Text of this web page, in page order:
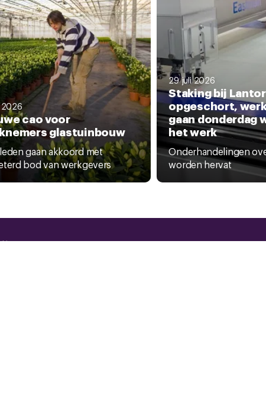
2026
cao voor
glastuinbouw
gaan akkoord met
bod van werkgevers
29 juli 2026
Staking bij Lantor
opgeschort,
gaan donderdag
het werk
Onderhandelingen
worden hervat